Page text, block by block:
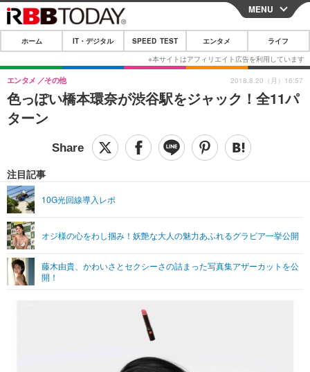
CLOSE
ホーム
IT・デジタル
IT・デジタルTOP スマートフォン
ショッピング その他
SPEED TEST
エンタメTOP 映画・ドラマ
グラビア ブログ
ショッピング その他
ライフTOP
リリース一覧
プッシュ通知の停止方法
MENU
ホーム IT・デジタル SPEED TEST エンタメ ライフ
色っぽい橋本環奈が渋谷駅をジャック！全11パ
ターン
エンタメ その他
注目記事
10G光回線導入レポ
オジ様の心をわし掴み！妖艶な大人の魅力あふれるグラビア一挙公開
藤木由貴、かわいさとセクシーさの詰まった写真集アザーカットを公
開！
2018.8.20（月）16:57